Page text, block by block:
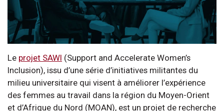
Le projet SAWI (Support and Accelerate Women’s
Inclusion), issu d’une série d’initiatives militantes du
milieu universitaire qui visent à améliorer l’expérience
des femmes au travail dans la région du Moyen-Orient
et d’Afrique du Nord (MOAN), est un projet de recherche